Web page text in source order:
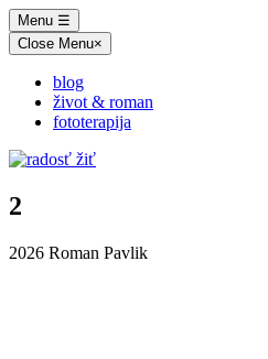
Skip
to
content
Menu ☰
Close Menu×
blog
život & roman
fototerapija
2
2026 Roman Pavlik